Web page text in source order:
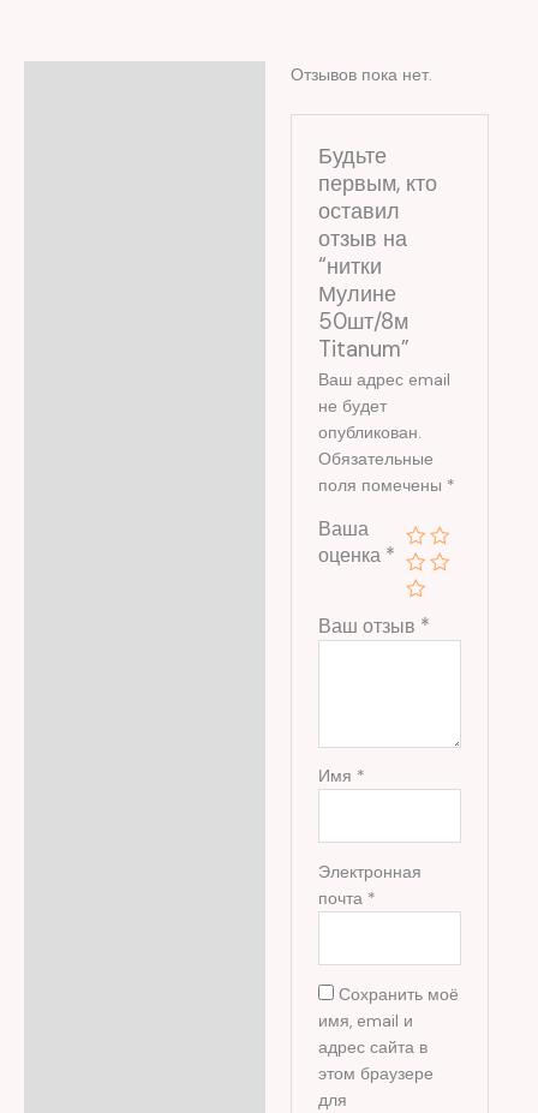
Отзывов пока нет.
Будьте
первым, кто
оставил
отзыв на
“нитки
Мулине
50шт/8м
Titanum”
Ваш адрес email
не будет
опубликован.
Обязательные
поля помечены *
Ваша
оценка *
Ваш отзыв *
Имя *
Электронная
почта *
Сохранить моё
имя, email и
адрес сайта в
этом браузере
для